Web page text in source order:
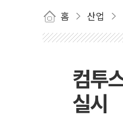
홈 산업
컴투
실시